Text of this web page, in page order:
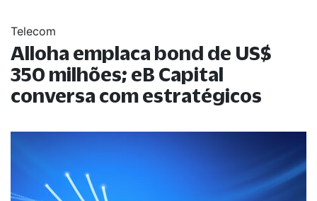
Telecom
Alloha emplaca bond de US$
350 milhões; eB Capital
conversa com estratégicos